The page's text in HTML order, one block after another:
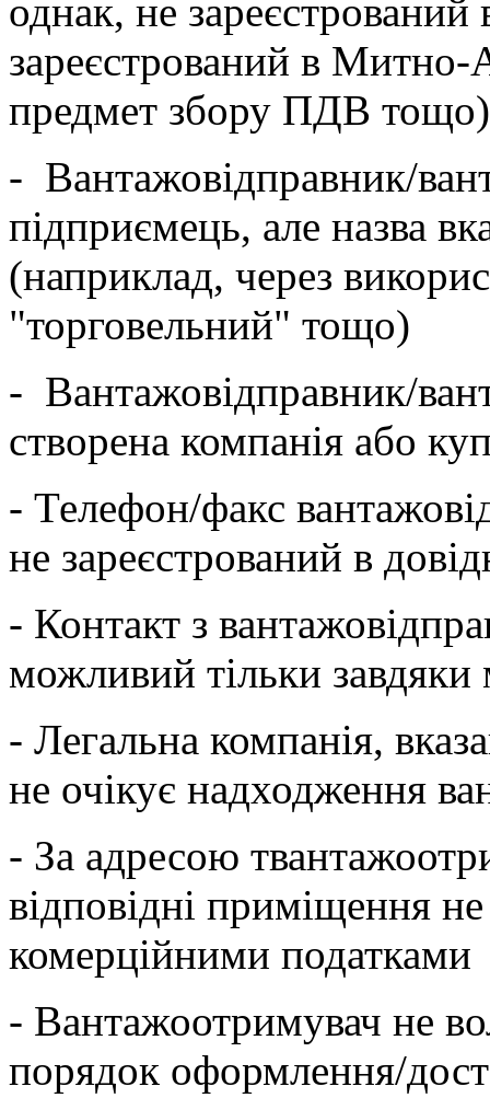
однак, не
зареєстрований в
предмет збору ПДВ тощо)
- Вантажовідправник/
підприємець, але назва
(наприклад, через
"торговельний" тощо)
- Вантажовідправник/
створена компанія або
- Телефон/факс
не зареєстрований в
- Контакт з
можливий тільки
- Легальна компанія,
не очікує надходження
- За адресою
відповідні приміщення
комерційними податками
- Вантажоотримувач не
порядок оформлення/